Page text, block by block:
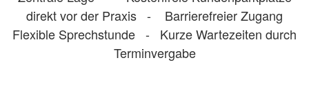
direkt vor der Praxis - Barrierefreier Zugang
Flexible Sprechstunde - Kurze Wartezeiten durch
Terminvergabe